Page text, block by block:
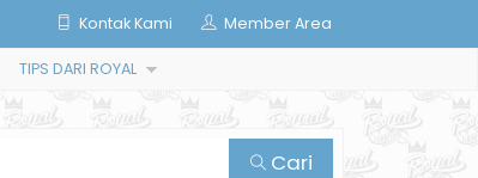
Kontak Kami Member Area
TIPS DARI ROYAL
Cari